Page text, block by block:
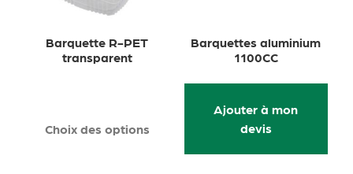
Barquette R-PET
transparent
Choix des options
Barquettes aluminium
1100CC
Ajouter à mon
devis